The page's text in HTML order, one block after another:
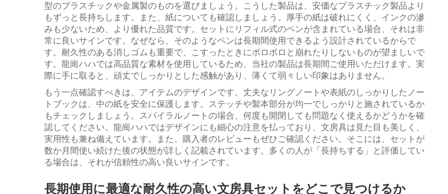
型のプラスチックや金属製のものを選びましょう。こうした製品は、安価なプラスチック製品より
もずっと長持ちします。また、紙についても確認しましょう。厚手の紙は破れにくく、インクの滲
みも少ないため、より優れた品質です。セットにリフィル式のペンが含まれている場合、それは非
常に良いサインです。なぜなら、そのようなペンは長期間使用できるよう設計されているからで
す。耐久性のある消しゴムも重要で、こすったときにボロボロと崩れたりしないものが望ましいで
す。龍崗ハハでは高品質な素材を使用しているため、当社の製品は長期間ご使用いただけます。実
際に手に取ると、頑丈でしっかりとした感触があり、薄くて弱々しい印象はありません。
もう一点確認すべきは、アイテムのデザインです。丈夫なリングノートや表紙のしっかりしたノー
トブックは、中の紙を安全に保護します。ステッチや製本部分が均一でしっかりと施されているか
もチェックしましょう。スパイラルノートの場合、何度も開閉しても問題なく使えるかどうかを確
認してください。龍崗ハハではデザインにも細心の注意を払っており、文房具は見た目も美しく、
実用性も兼ね備えています。また、購入者のレビューもぜひご確認ください。そこには、セットが
数か月間使い続けた後の状態が詳しく記載されています。多くの人が「長持ちする」と評価してい
る場合は、それが信頼性の高い良いサインです。
長期使用に最適な耐久性の高い文房具セットをどこで見つけるか